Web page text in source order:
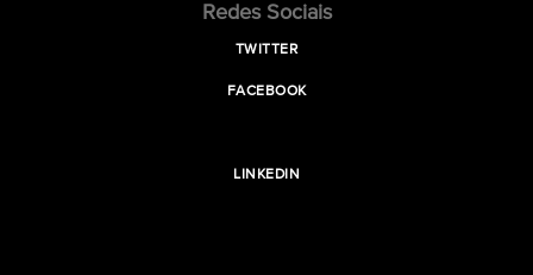
Redes Sociais
TWITTER
FACEBOOK
LINKEDIN